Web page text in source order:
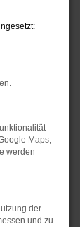
erste
für
Autohaus
an VW
Sachen
Ihr
Liebhaber
Maps,
werden
der
und zu